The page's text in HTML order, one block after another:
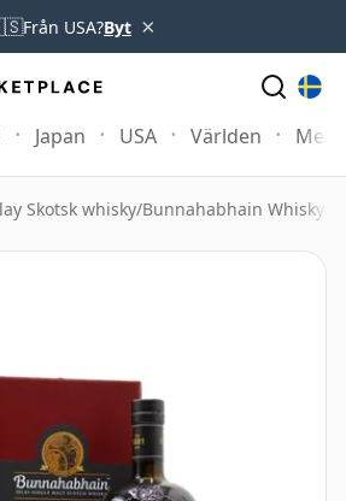
Från USA?Byt ×
Japan USA Världen Mer
Skotsk whisky/Bunnahabhain Whisky